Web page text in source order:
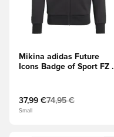
Mikina adidas Future
Icons Badge of Sport FZ -
37,99 €74,95 €
Small